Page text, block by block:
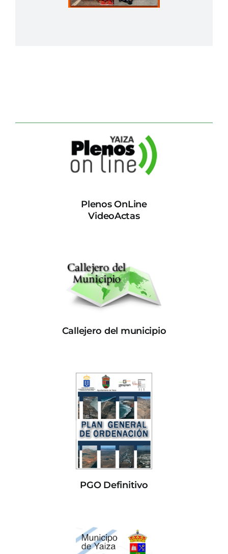
Plenos OnLine
VideoActas
Callejero del municipio
PGO Definitivo